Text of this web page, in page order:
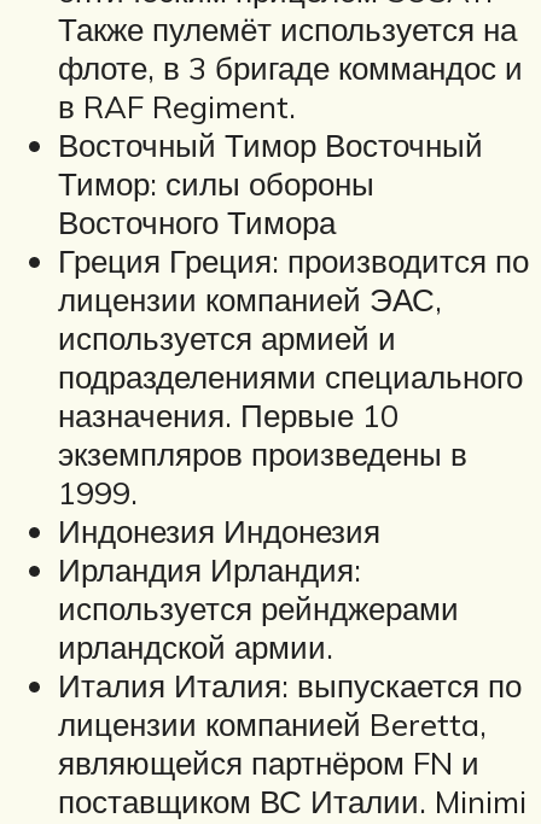
Также пулемёт используется на
флоте, в 3 бригаде коммандос и
в RAF Regiment.
Восточный Тимор Восточный
Тимор: силы обороны
Восточного Тимора
Греция Греция: производится по
лицензии компанией ЭАС,
используется армией и
подразделениями специального
назначения. Первые 10
экземпляров произведены в
1999.
Индонезия Индонезия
Ирландия Ирландия:
используется рейнджерами
ирландской армии.
Италия Италия: выпускается по
лицензии компанией Beretta,
являющейся партнёром FN и
поставщиком ВС Италии. Minimi